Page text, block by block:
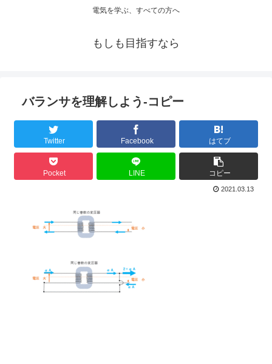
電気を学ぶ、すべての方へ
もしも目指すなら
バランサを理解しよう-コピー
Twitter Facebook はてブ
Pocket LINE コピー
2021.03.13